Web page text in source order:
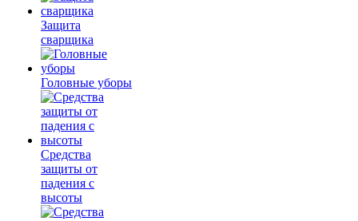
Защита
сварщика
Головные уборы
Средства
защиты от
падения с
высоты